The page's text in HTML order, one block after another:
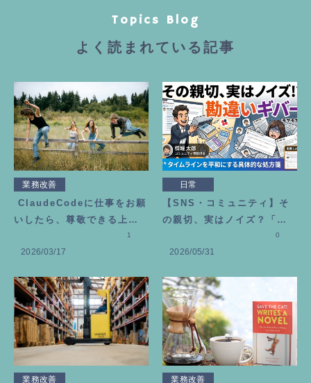
Topics Blog
よく読まれている記事
業務改善
ClaudeCodeに仕事をお願
いしたら、尊敬できる上司
2026/03/17
1
日常
【SNS・コミュニティ】そ
の親切、実はノイズ？「勘
違いギバー」にモヤモヤし
た時の処方箋
2026/05/31
0
業務改善 業務改善